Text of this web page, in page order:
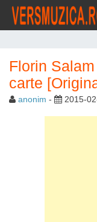
Florin
carte
anonim - 2015-